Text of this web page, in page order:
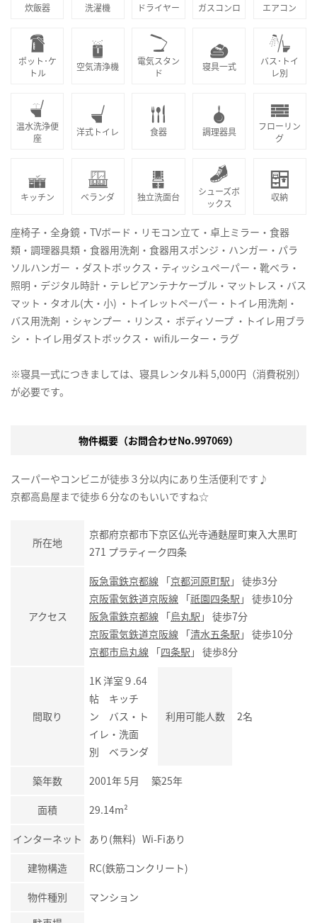
炊飯器 洗濯機 ドライヤー ガスコンロ エアコン
ポット･ケ
トル
空気清浄機
電気スタン
ド
寝具一式
バス･トイ
レ別
温水洗浄便
座
洋式トイレ 食器 調理器具
フローリン
グ
キッチン ベランダ 独立洗面台
シューズボ
ックス
収納
座椅子・全身鏡・TVボード・リモコン立て・卓上ミラー・食器
類・調理器具類・食器用洗剤・食器用スポンジ・ハンガー・パラ
ソルハンガー ・ダストボックス・ティッシュペーパー・靴ベラ・
照明・デジタル時計・テレビアンテナケーブル・マットレス・バス
マット・タオル(大・小) ・トイレットペーパー・トイレ用洗剤・
バス用洗剤 ・シャンプー ・リンス・ ボディソープ ・トイレ用ブラ
シ ・トイレ用ダストボックス・ wifiルーター・ラグ
※寝具一式につきましては、寝具レンタル料 5,000円（消費税別）
が必要です。
物件概要（お問合わせNo.997069）
スーパーやコンビニが徒歩３分以内にあり生活便利です♪
京都高島屋まで徒歩６分なのもいいですね☆
所在地
京都府京都市下京区仏光寺通麩屋町東入大黒町
271 プラティーク四条
アクセス
阪急電鉄京都線 「京都河原町駅 」 徒歩3分
京阪電気鉄道京阪線 「祇園四条駅 」 徒歩10分
阪急電鉄京都線 「烏丸駅 」 徒歩7分
京阪電気鉄道京阪線 「清水五条駅 」 徒歩10分
京都市烏丸線 「四条駅 」 徒歩8分
間取り
1K 洋室９.64
帖 キッチ
ン バス・ト
イレ・洗面
別 ベランダ
利用可能人数 2名
築年数 2001年 5月 築25年
面積 29.14m²
インターネット あり(無料) Wi-Fiあり
建物構造 RC(鉄筋コンクリート)
物件種別
マンション